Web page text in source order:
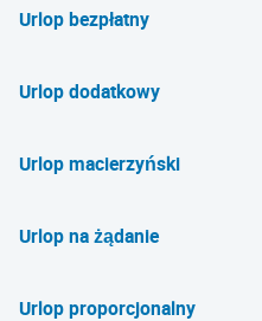
Urlop bezpłatny
Urlop dodatkowy
Urlop macierzyński
Urlop na żądanie
Urlop proporcjonalny